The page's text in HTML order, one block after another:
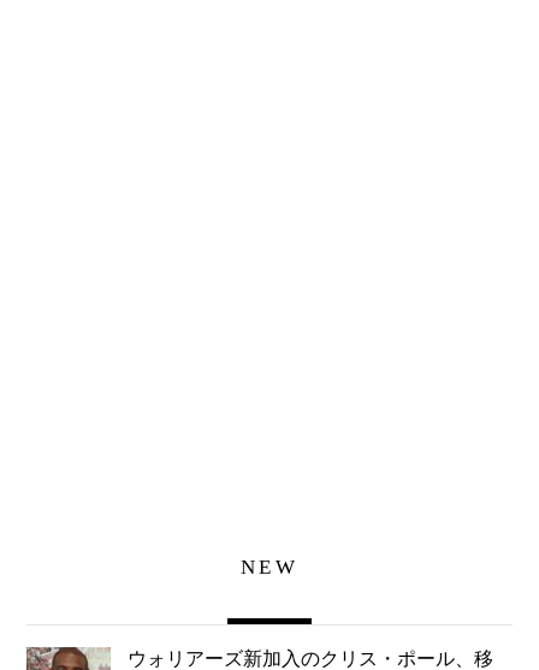
NEW
ウォリアーズ新加入のクリス・ポール、移